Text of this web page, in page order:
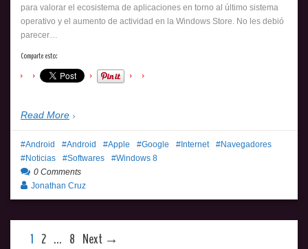
para valorar el ecosistema de aplicaciones en torno al último sistema
operativo y el aumento de actividad en la Windows Store. No les debió
parecer…
Comparte esto:
Read More
Android Android Apple Google Internet
Navegadores
Noticias
Softwares
Windows 8
0 Comments
Jonathan Cruz
1 2 … 8 Next →